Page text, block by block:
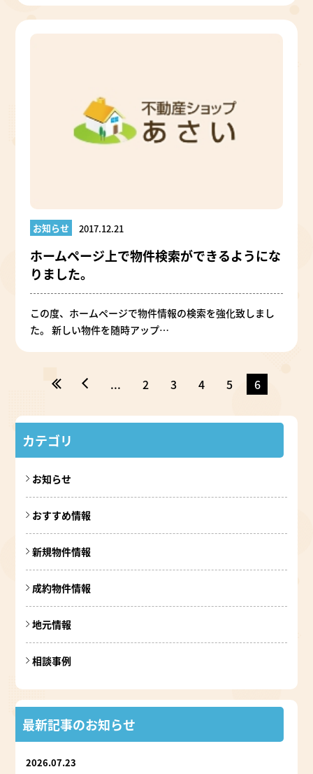
お知らせ 2017.12.21
ホームページ上で物件検索ができるようにな
りました。
この度、ホームページで物件情報の検索を強化致しまし
た。 新しい物件を随時アップ…
« « ... 2 3 4 5 6
カテゴリ
お知らせ
おすすめ情報
新規物件情報
成約物件情報
地元情報
相談事例
最新記事のお知らせ
2026.07.23